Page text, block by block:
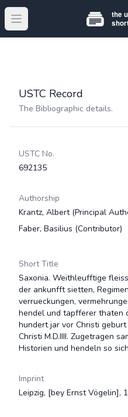
Open main menu
USTC Record
The Bibliographic details.
USTC No.
692135
Authorship
Krantz, Albert (Principal
Faber, Basilius (Contributor)
Short Title
Saxonia. Weithleufftige
der ankunfft sietten,
verrueckungen,
hendel und tapfferer thaten
hundert jar vor Christi
Christi M.D.IIII. Zugetragen
Historien und hendeln so
Imprint
Leipzig, [bey Ernst Vögelin],